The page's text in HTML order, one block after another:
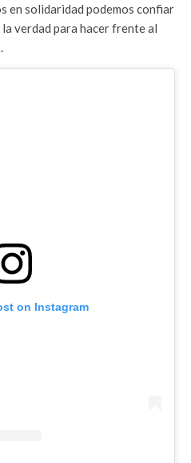
en solidaridad podemos confiar
verdad para hacer frente al
on Instagram